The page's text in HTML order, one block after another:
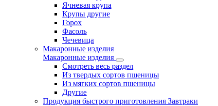
Ячневая крупа
Крупы другие
Горох
Фасоль
Чечевица
Макаронные изделия
Макаронные изделия
Смотреть весь раздел
Из твердых сортов пшеницы
Из мягких сортов пшеницы
Другие
Продукция быстрого приготовления Завтраки